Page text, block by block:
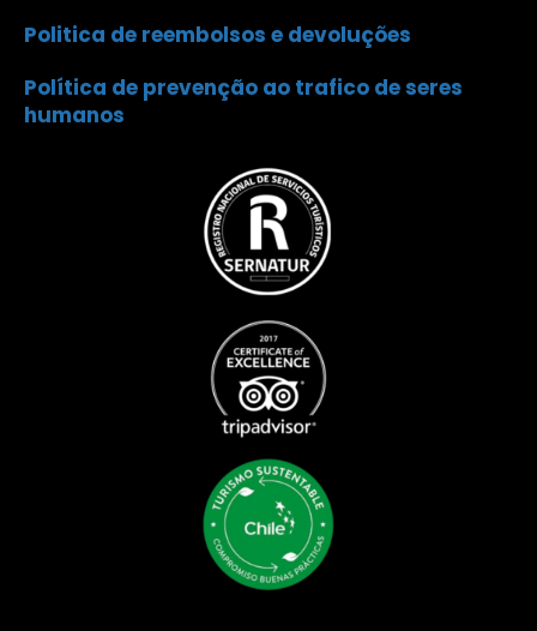
Politica de reembolsos e devoluções
Política de prevenção ao trafico de seres
humanos